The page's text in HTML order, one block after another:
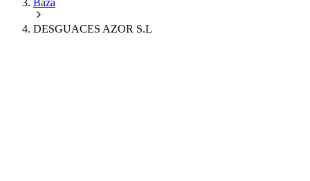
Baza
DESGUACES AZOR S.L